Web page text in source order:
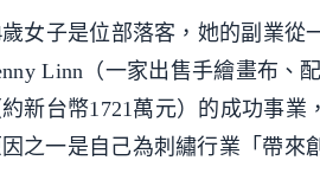
女子是位部落客，她的副業從
Linn（一家出售手繪畫布、
新台幣1721萬元）的成功事
之一是自己為刺繡行業「帶來